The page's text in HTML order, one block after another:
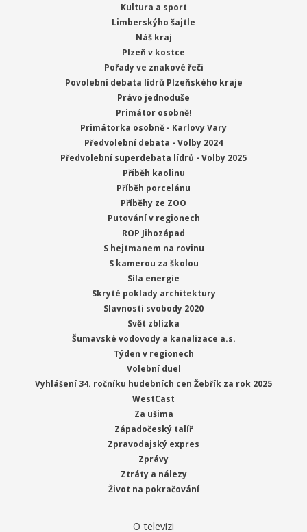
Kultura a sport
Limberskýho šajtle
Náš kraj
Plzeň v kostce
Pořady ve znakové řeči
Povolební debata lídrů Plzeňského kraje
Právo jednoduše
Primátor osobně!
Primátorka osobně - Karlovy Vary
Předvolební debata - Volby 2024
Předvolební superdebata lídrů - Volby 2025
Příběh kaolinu
Příběh porcelánu
Příběhy ze ZOO
Putování v regionech
ROP Jihozápad
S hejtmanem na rovinu
S kamerou za školou
Síla energie
Skryté poklady architektury
Slavnosti svobody 2020
Svět zblízka
Šumavské vodovody a kanalizace a.s.
Týden v regionech
Volební duel
Vyhlášení 34. ročníku hudebních cen Žebřík za rok 2025
WestCast
Za ušima
Západočeský talíř
Zpravodajský expres
Zprávy
Ztráty a nálezy
Život na pokračování
O televizi